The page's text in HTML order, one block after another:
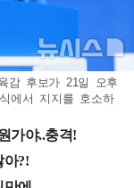
감 후보가 21일 오후
에서 지지를 호소하